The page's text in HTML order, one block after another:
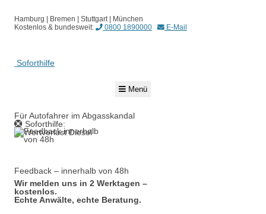
Hamburg | Bremen | Stuttgart | München
Kostenlos & bundesweit:
0800 1890000 E-Mail
Soforthilfe
Menü
Für Autofahrer im Abgasskandal
Soforthilfe:
Feedback – innerhalb von 48h
Wir melden uns in 2 Werktagen –
kostenlos.
Echte Anwälte, echte Beratung.